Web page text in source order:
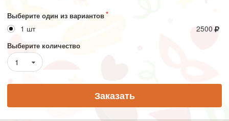
Выберите один из вариантов
1 шт 2500
Выберите количество
1
Заказать